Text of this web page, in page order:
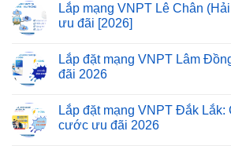
Lắp mạng VNPT Lê Chân
ưu đãi [2026]
Lắp đặt mạng VNPT Lâm
đãi 2026
Lắp đặt mạng VNPT Đắk Lắk:
cước ưu đãi 2026